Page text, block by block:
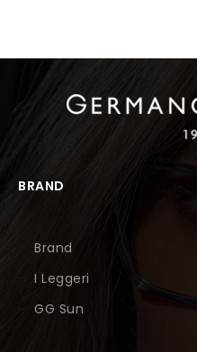
BRAND
Brand
I Leggeri
GG Sun